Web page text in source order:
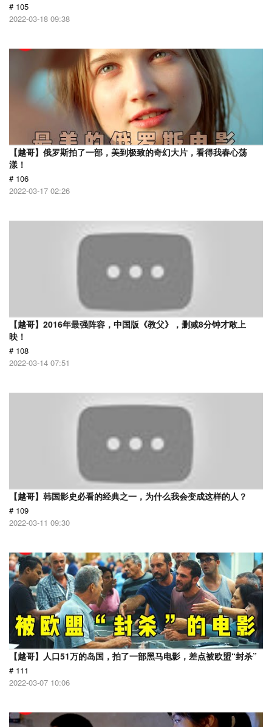
# 105
2022-03-18 09:38
【越哥】俄罗斯拍了一部，美到极致的奇幻大片，看得我春心荡
漾！
# 106
2022-03-17 02:26
【越哥】2016年最强阵容，中国版《教父》，删减8分钟才敢上
映！
# 108
2022-03-14 07:51
【越哥】韩国影史必看的经典之一，为什么我会变成这样的人？
# 109
2022-03-11 09:30
【越哥】人口51万的岛国，拍了一部黑马电影，差点被欧盟“封杀”
# 111
2022-03-07 10:06